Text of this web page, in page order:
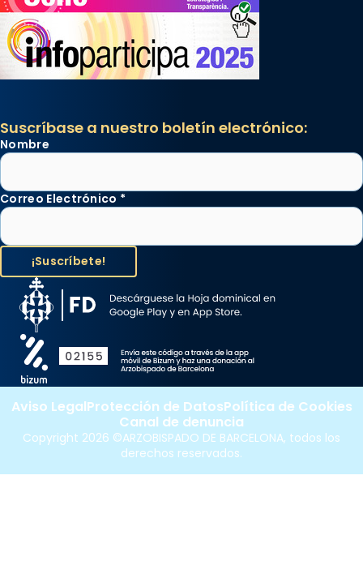
Suscríbase a nuestro boletín electrónico:
Nombre
Correo Electrónico *
Copyright 2026 ©ARZOBISPADO DE BARCELONA, todos los
derechos reservados.
Aviso LegalProtección de DatosPolítica de Cookies
Canal de denuncia